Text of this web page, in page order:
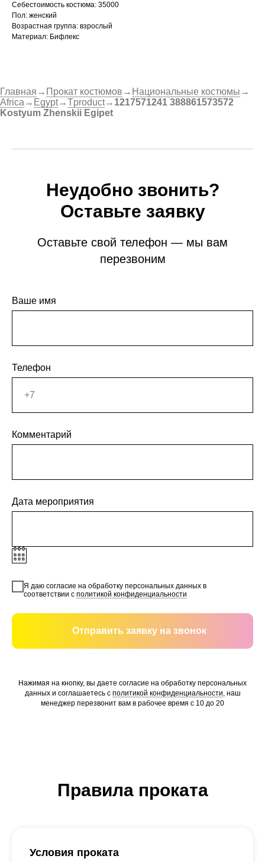
Себестоимость костюма: 35000
Пол: женский
Возрастная группа: взрослый
Материал: Бифлекс
Главная → Прокат костюмов → Национальные костюмы →
Africa → Egypt→Tproduct→ 1217571241 388861573572
Kostyum Zhenskii Egipet
Неудобно звонить?
Оставьте заявку
Оставьте свой телефон — мы вам
перезвоним
Ваше имя
Телефон
Комментарий
Дата мероприятия
Я даю согласие на обработку персональных данных в
соответствии с политикой конфиденциальности
Отправить заявку на звонок
Нажимая на кнопку, вы даете согласие на обработку персональных
данных и соглашаетесь c политикой конфиденциальности, наш
менеджер перезвонит вам в рабочее время с 10 до 20
Правила проката
Условия проката